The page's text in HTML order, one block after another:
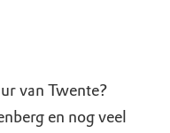
van Twente?
en nog veel